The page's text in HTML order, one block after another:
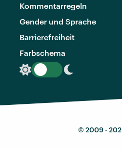
Kommentarregeln
Gender und Sprache
Barrierefreiheit
Farbschema
© 2009 -